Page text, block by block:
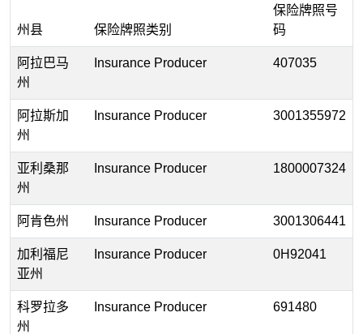
州县 保险牌照类别
保险牌照号
码
阿拉巴马
州
Insurance Producer 407035
阿拉斯加
州
Insurance Producer 3001355972
亚利桑那
州
Insurance Producer 1800007324
阿肯色州 Insurance Producer 3001306441
加利福尼
亚州
Insurance Producer 0H92041
科罗拉多
州
Insurance Producer 691480